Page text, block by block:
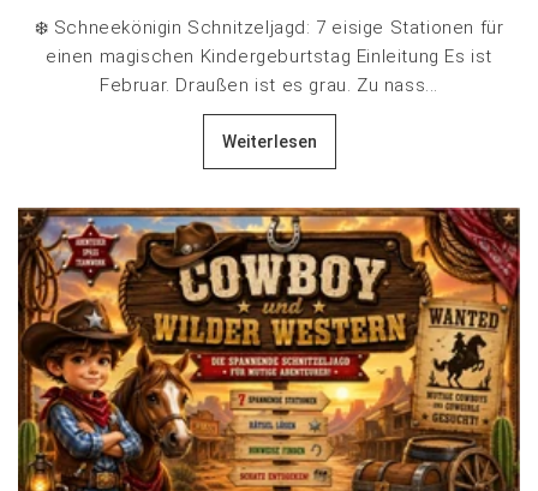
❄️ Schneekönigin Schnitzeljagd: 7 eisige Stationen für
einen magischen Kindergeburtstag Einleitung Es ist
Februar. Draußen ist es grau. Zu nass...
Weiterlesen